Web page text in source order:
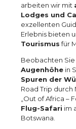
arbeiten wir mit
Lodges und
exzellenten
Erlebnis bieten
Tourismusfür
Beobachten Sie
Augenhöhe in
Spuren der
Road Trip
„Out of Africa –
Flug-Safari im
Botswana.